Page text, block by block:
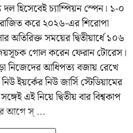
দল হিসেবেই চ্যাম্পিয়ন স্পেন। ১-০
করে ২০২৬-এর শিরোপা
অতিরিক্ত সময়ের দ্বিতীয়ার্ধে ১০৬
গোল করেন ফেরান টোরেস।
নিজেদের আধিপত্য বজায় রেখে
ইয়র্কের নিউ জার্সি স্টেডিয়ামের
এই নিয়ে দ্বিতীয় বার বিশ্বকাপ
আগে স্ ...